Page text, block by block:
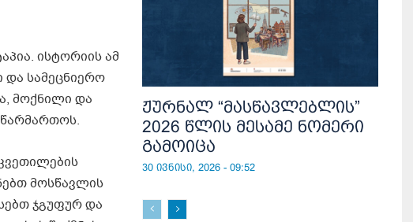
ისტორიის ამ
სამეცნიერო
მოქნილი და
მოსწავლის
ჯგუფურ და
ჟურნალ “მასწავლებლის”
2026 წლის მესამე ნომერი
გამოიცა
30 ივნისი, 2026 - 09:52